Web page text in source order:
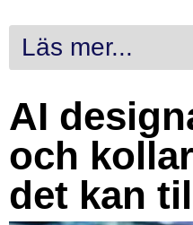
Läs mer...
AI
och
det kan